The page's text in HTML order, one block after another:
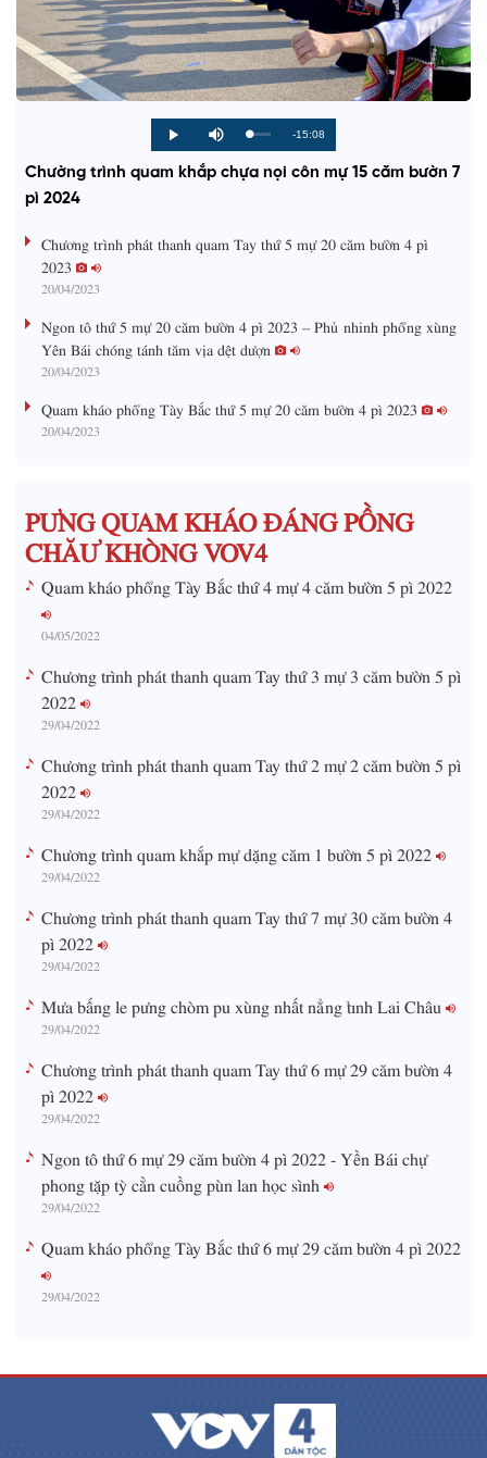
P
l
M
u
e
L
d
e
P
r
g
%
R
e
i
e
-15:08
Chường trình quam khắp chựa nọi côn mự 15 căm bườn 7
pì 2024
Chương trình phát thanh quam Tay thứ 5 mự 20 căm bườn 4 pì
2023
20/04/2023
Ngon tô thứ 5 mự 20 căm bườn 4 pì 2023 – Phủ nhinh phổng xùng
Yên Bái chóng tánh tăm vịa dệt dượn
20/04/2023
Quam kháo phổng Tày Bắc thứ 5 mự 20 căm bườn 4 pì 2023
20/04/2023
PƯNG QUAM KHÁO ĐÁNG PỒNG
CHĂƯ KHÒNG VOV4
Quam kháo phổng Tày Bắc thứ 4 mự 4 căm bườn 5 pì 2022
04/05/2022
Chương trình phát thanh quam Tay thứ 3 mự 3 căm bườn 5 pì
2022
29/04/2022
Chương trình phát thanh quam Tay thứ 2 mự 2 căm bườn 5 pì
2022
29/04/2022
Chương trình quam khắp mự dặng căm 1 bườn 5 pì 2022
29/04/2022
Chương trình phát thanh quam Tay thứ 7 mự 30 căm bườn 4
pì 2022
29/04/2022
Mưa bấng le pưng chòm pu xùng nhất nẳng tỉnh Lai Châu
29/04/2022
Chương trình phát thanh quam Tay thứ 6 mự 29 căm bườn 4
pì 2022
29/04/2022
Ngon tô thứ 6 mự 29 căm bườn 4 pì 2022 - Yền Bái chự
phong tặp tỳ cằn cuồng pùn lan học sình
29/04/2022
Quam kháo phổng Tày Bắc thứ 6 mự 29 căm bườn 4 pì 2022
29/04/2022